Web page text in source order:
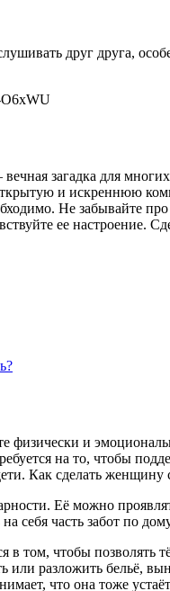
друг друга,
O6xWU
вечная загадка для
и искреннюю
Не забывайте
ее настроение.
физически и
на то, чтобы
Как сделать женщину
Её можно
себя часть забот по
в том, чтобы
или разложить бельё,
что она тоже